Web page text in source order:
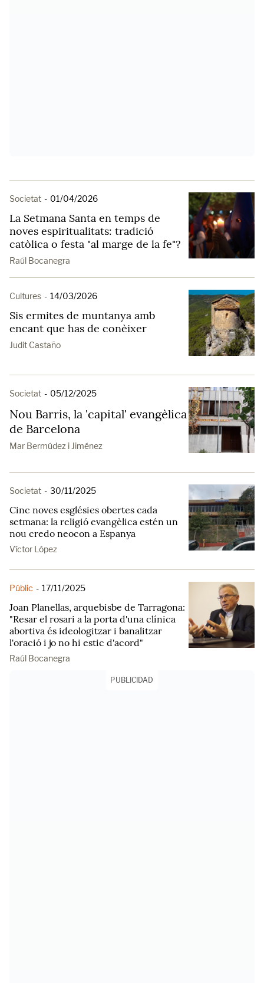
Societat - 01/04/2026
La Setmana Santa en temps de
noves espiritualitats: tradició
catòlica o festa "al marge de la fe"?
Raúl Bocanegra
Cultures - 14/03/2026
Sis ermites de muntanya amb
encant que has de conèixer
Judit Castaño
Societat - 05/12/2025
Nou Barris, la 'capital' evangèlica
de Barcelona
Mar Bermúdez i Jiménez
Societat - 30/11/2025
Cinc noves esglésies obertes cada
setmana: la religió evangèlica estén un
nou credo neocon a Espanya
Víctor López
Públic - 17/11/2025
Joan Planellas, arquebisbe de Tarragona:
"Resar el rosari a la porta d'una clínica
abortiva és ideologitzar i banalitzar
l'oració i jo no hi estic d'acord"
Raúl Bocanegra
PUBLICIDAD